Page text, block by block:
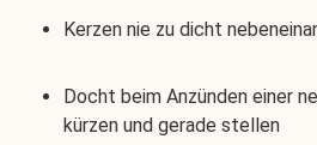
Kerzen nie zu dicht
Docht beim Anzünden einer
kürzen und gerade stellen